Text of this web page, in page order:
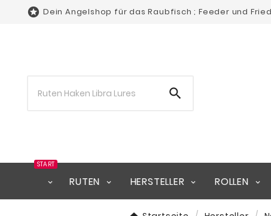
 Dein Angelshop für das Raubfisch ; Feeder und

START
RUTEN HERSTELLER ROLLEN